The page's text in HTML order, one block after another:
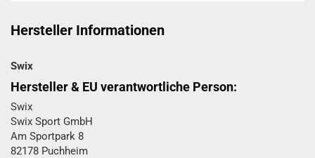
Hersteller Informationen
Swix
Hersteller & EU verantwortliche Person:
Swix
Swix Sport GmbH​
Am Sportpark 8
82178 Puchheim